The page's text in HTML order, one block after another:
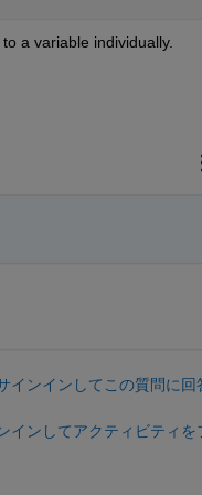
a variable individually.
インインしてこの質問に回
インしてアクティビティを